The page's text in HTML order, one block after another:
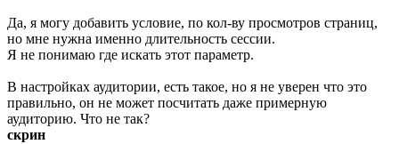
Да, я могу добавить условие, по кол-ву просмотров страниц,
но мне нужна именно длительность сессии.
Я не понимаю где искать этот параметр.
В настройках аудитории, есть такое, но я не уверен что это
правильно, он не может посчитать даже примерную
аудиторию. Что не так?
скрин